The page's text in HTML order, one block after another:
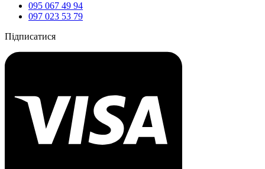
095 067 49 94
097 023 53 79
Підписатися